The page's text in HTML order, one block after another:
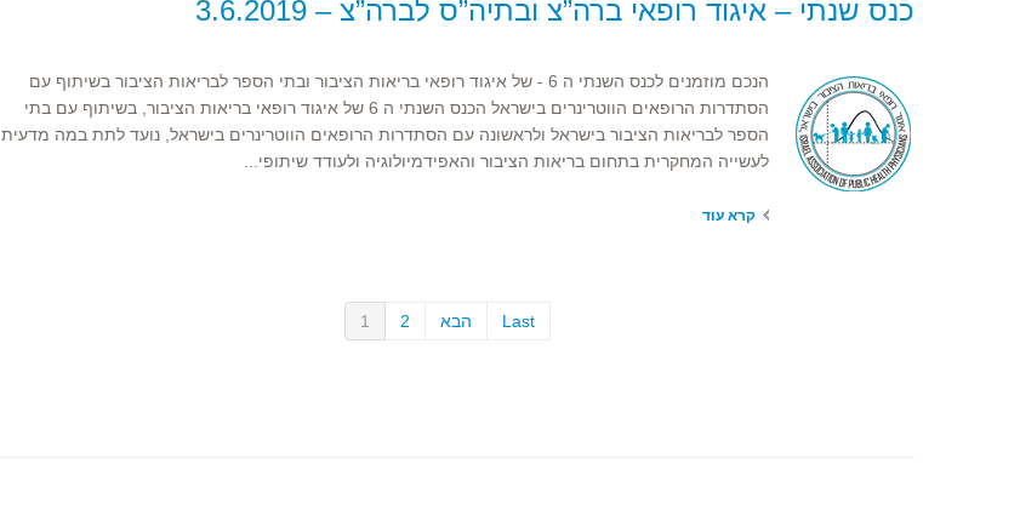
כנס שנתי – איגוד רופאי ברה”צ ובתיה”ס לברה”צ – 3.6.2019
הנכם מוזמנים לכנס השנתי ה 6 - של איגוד רופאי בריאות הציבור ובתי הספר לבריאות הציבור בשיתוף עם
הסתדרות הרופאים הווטרינרים בישראל הכנס השנתי ה 6 של איגוד רופאי בריאות הציבור, בשיתוף עם בתי
הספר לבריאות הציבור בישראל ולראשונה עם הסתדרות הרופאים הווטרינרים בישראל, נועד לתת במה מדעית
לעשייה המחקרית בתחום בריאות הציבור והאפידמיולוגיה ולעודד שיתופי...
קרא עוד
1 2 הבא Last